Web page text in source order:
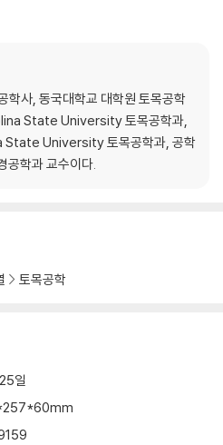
받는 부재(Column - Compression
계(Design of Two-Way Slabs)
Design)
of Reaining Walls)
럿-타이 모델(Discontinuity Region
트 재분배(Redistribution of Momen
학사, 동국대학교 대학원 토목공학
State University 토목공학과,
State University 토목공학과, 공학
공학과 교수이다.
토목공학
일